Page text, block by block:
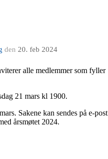
den 20. feb 2024
alle medlemmer som fyller
21 mars kl 1900.
Sakene kan sendes på e-post
årsmøtet 2024.